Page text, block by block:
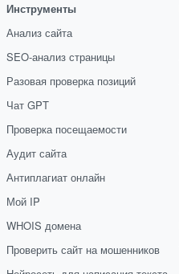
Инструменты
Анализ сайта
SEO-анализ страницы
Разовая проверка позиций
Чат GPT
Проверка посещаемости
Аудит сайта
Антиплагиат онлайн
Мой IP
WHOIS домена
Проверить сайт на мошенников